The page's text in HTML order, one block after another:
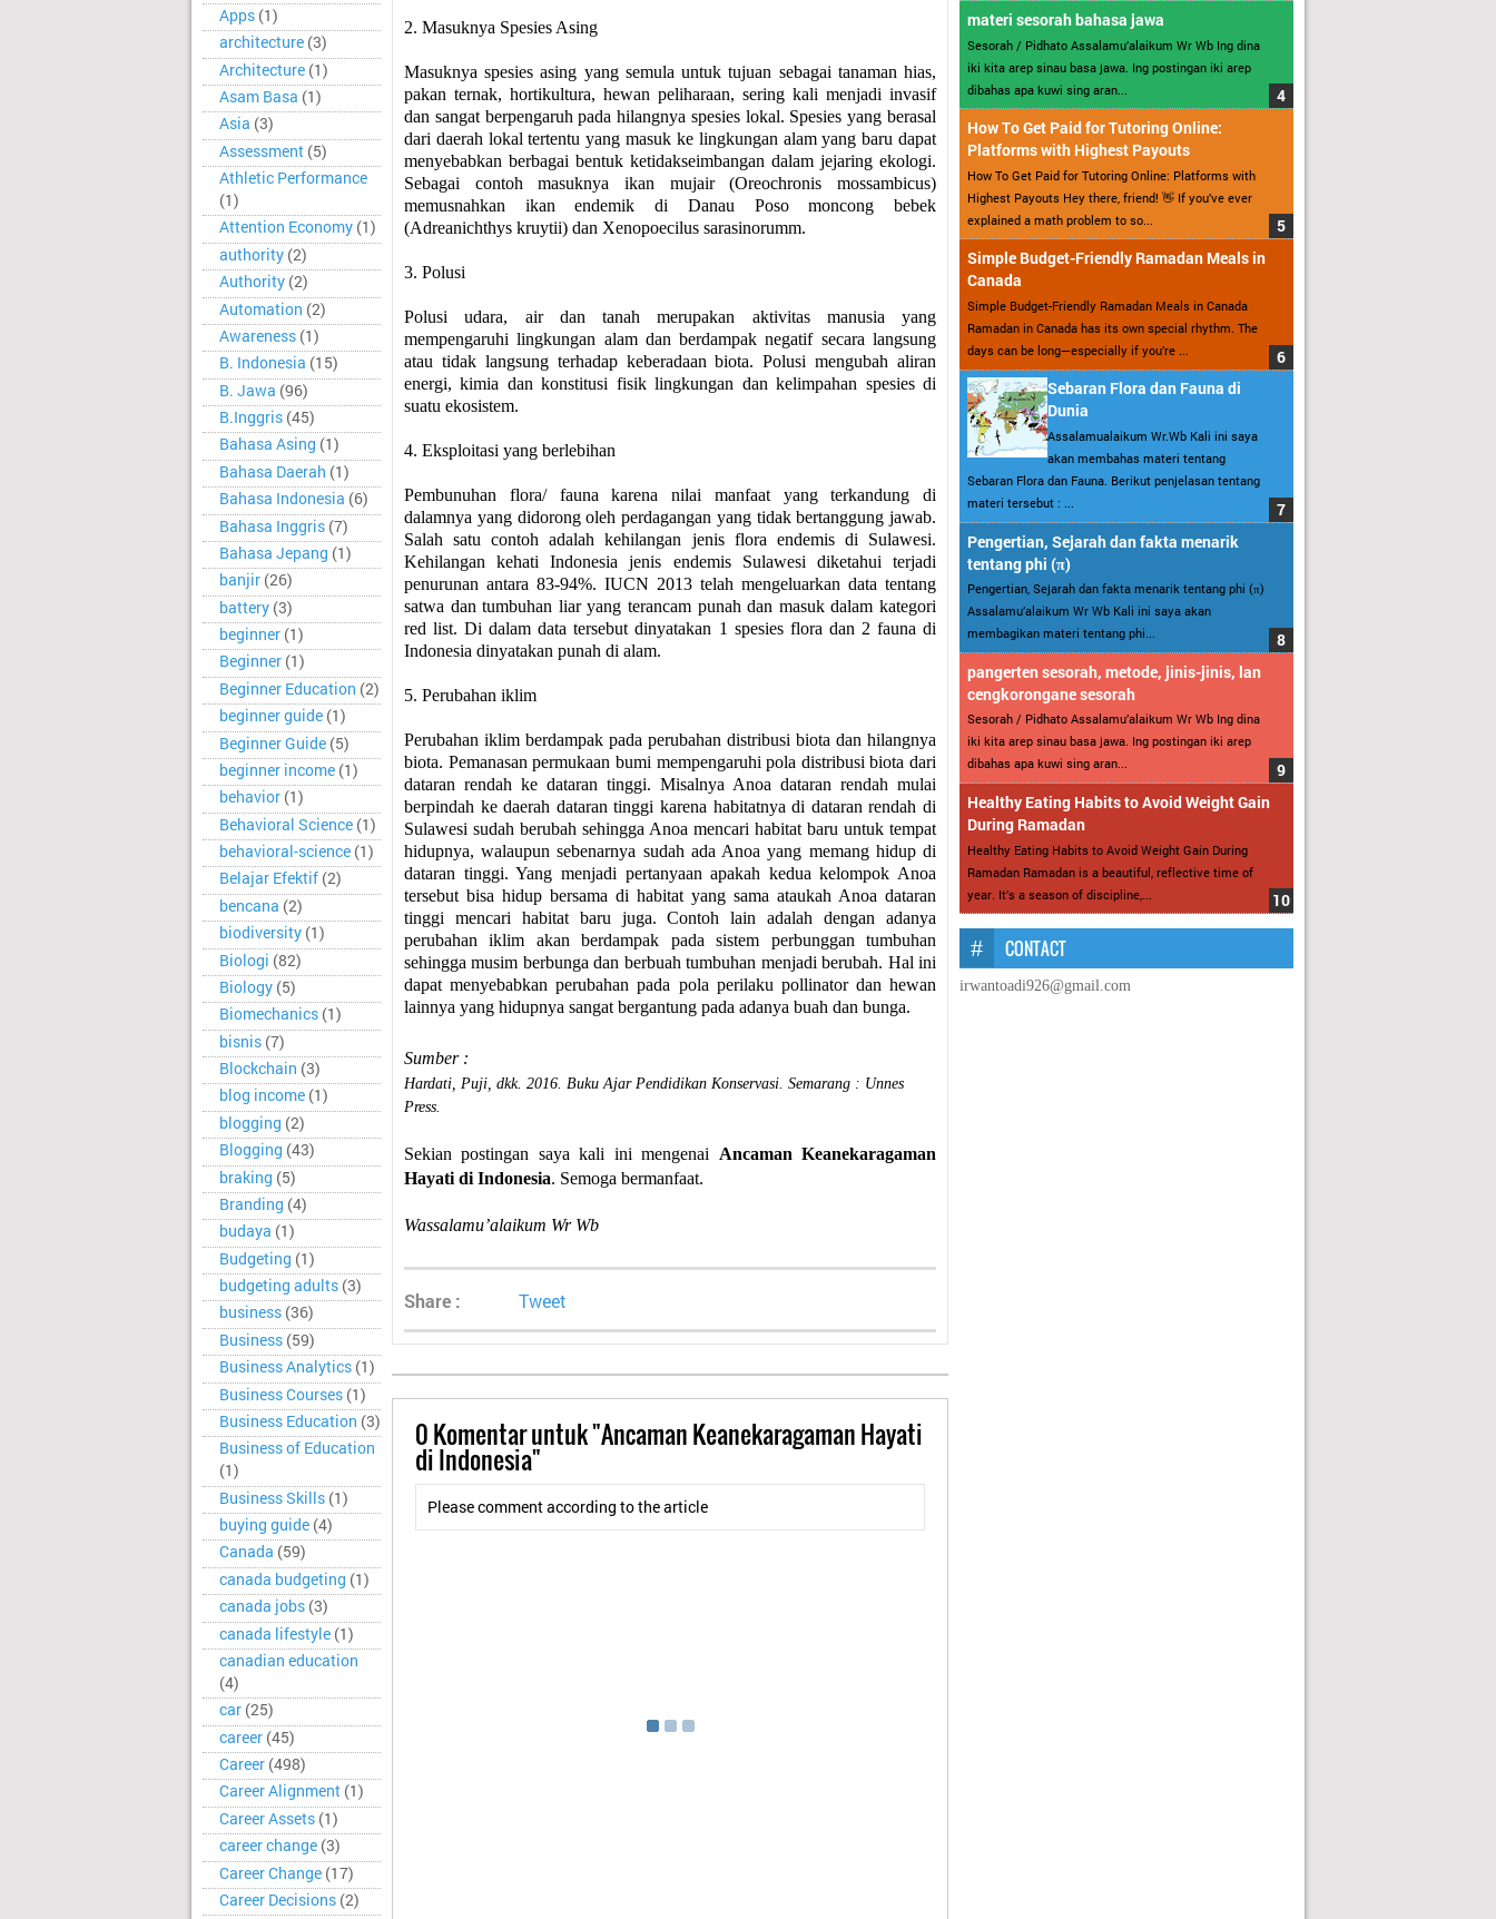
Apps (1)
architecture (3)
Architecture (1)
Asam Basa (1)
Asia (3)
Assessment (5)
Athletic Performance
(1)
Attention Economy (1)
authority (2)
Authority (2)
Automation (2)
Awareness (1)
B. Indonesia (15)
B. Jawa (96)
B.Inggris (45)
Bahasa Asing (1)
Bahasa Daerah (1)
Bahasa Indonesia (6)
Bahasa Inggris (7)
Bahasa Jepang (1)
banjir (26)
battery (3)
beginner (1)
Beginner (1)
Beginner Education (2)
beginner guide (1)
Beginner Guide (5)
beginner income (1)
behavior (1)
Behavioral Science (1)
behavioral-science (1)
Belajar Efektif (2)
bencana (2)
biodiversity (1)
Biologi (82)
Biology (5)
Biomechanics (1)
bisnis (7)
Blockchain (3)
blog income (1)
blogging (2)
Blogging (43)
braking (5)
Branding (4)
budaya (1)
Budgeting (1)
budgeting adults (3)
business (36)
Business (59)
Business Analytics (1)
Business Courses (1)
Business Education (3)
Business of Education
(1)
Business Skills (1)
buying guide (4)
Canada (59)
canada budgeting (1)
canada jobs (3)
canada lifestyle (1)
canadian education
(4)
car (25)
career (45)
Career (498)
Career Alignment (1)
Career Assets (1)
career change (3)
Career Change (17)
Career Decisions (2)
2. Masuknya Spesies Asing
Masuknya spesies asing yang semula untuk tujuan sebagai tanaman hias,
pakan ternak, hortikultura, hewan peliharaan, sering kali menjadi invasif
dan sangat berpengaruh pada hilangnya spesies lokal. Spesies yang berasal
dari daerah lokal tertentu yang masuk ke lingkungan alam yang baru dapat
menyebabkan berbagai bentuk ketidakseimbangan dalam jejaring ekologi.
Sebagai contoh masuknya ikan mujair (Oreochronis mossambicus)
memusnahkan ikan endemik di Danau Poso moncong bebek
(Adreanichthys kruytii) dan Xenopoecilus sarasinorumm.
3. Polusi
Polusi udara, air dan tanah merupakan aktivitas manusia yang
mempengaruhi lingkungan alam dan berdampak negatif secara langsung
atau tidak langsung terhadap keberadaan biota. Polusi mengubah aliran
energi, kimia dan konstitusi fisik lingkungan dan kelimpahan spesies di
suatu ekosistem.
4. Eksploitasi yang berlebihan
Pembunuhan flora/ fauna karena nilai manfaat yang terkandung di
dalamnya yang didorong oleh perdagangan yang tidak bertanggung jawab.
Salah satu contoh adalah kehilangan jenis flora endemis di Sulawesi.
Kehilangan kehati Indonesia jenis endemis Sulawesi diketahui terjadi
penurunan antara 83-94%. IUCN 2013 telah mengeluarkan data tentang
satwa dan tumbuhan liar yang terancam punah dan masuk dalam kategori
red list. Di dalam data tersebut dinyatakan 1 spesies flora dan 2 fauna di
Indonesia dinyatakan punah di alam.
5. Perubahan iklim
Perubahan iklim berdampak pada perubahan distribusi biota dan hilangnya
biota. Pemanasan permukaan bumi mempengaruhi pola distribusi biota dari
dataran rendah ke dataran tinggi. Misalnya Anoa dataran rendah mulai
berpindah ke daerah dataran tinggi karena habitatnya di dataran rendah di
Sulawesi sudah berubah sehingga Anoa mencari habitat baru untuk tempat
hidupnya, walaupun sebenarnya sudah ada Anoa yang memang hidup di
dataran tinggi. Yang menjadi pertanyaan apakah kedua kelompok Anoa
tersebut bisa hidup bersama di habitat yang sama ataukah Anoa dataran
tinggi mencari habitat baru juga. Contoh lain adalah dengan adanya
perubahan iklim akan berdampak pada sistem perbunggan tumbuhan
sehingga musim berbunga dan berbuah tumbuhan menjadi berubah. Hal ini
dapat menyebabkan perubahan pada pola perilaku pollinator dan hewan
lainnya yang hidupnya sangat bergantung pada adanya buah dan bunga.
Sumber :
Hardati, Puji, dkk. 2016. Buku Ajar Pendidikan Konservasi. Semarang : Unnes
Press.
Sekian postingan saya kali ini mengenai Ancaman Keanekaragaman
Hayati di Indonesia. Semoga bermanfaat.
Wassalamu’alaikum Wr Wb
Share : Tweet
0Komentar untuk "Ancaman Keanekaragaman Hayati
di Indonesia"
Please comment according to the article
materi sesorah bahasa jawa
Sesorah / Pidhato Assalamu’alaikum Wr Wb Ing dina
iki kita arep sinau basa jawa. Ing postingan iki arep
dibahas apa kuwi sing aran...
How To Get Paid for Tutoring Online:
Platforms with Highest Payouts
How To Get Paid for Tutoring Online: Platforms with
Highest Payouts Hey there, friend! 👋 If you’ve ever
explained a math problem to so...
Simple Budget-Friendly Ramadan Meals in
Canada
Simple Budget-Friendly Ramadan Meals in Canada
Ramadan in Canada has its own special rhythm. The
days can be long—especially if you’re ...
Sebaran Flora dan Fauna di
Dunia
Assalamualaikum Wr.Wb Kali ini saya
akan membahas materi tentang
Sebaran Flora dan Fauna. Berikut penjelasan tentang
materi tersebut : ...
Pengertian, Sejarah dan fakta menarik
tentang phi (π)
Pengertian, Sejarah dan fakta menarik tentang phi (π)
Assalamu’alaikum Wr Wb Kali ini saya akan
membagikan materi tentang phi...
pangerten sesorah, metode, jinis-jinis, lan
cengkorongane sesorah
Sesorah / Pidhato Assalamu’alaikum Wr Wb Ing dina
iki kita arep sinau basa jawa. Ing postingan iki arep
dibahas apa kuwi sing aran...
Healthy Eating Habits to Avoid Weight Gain
During Ramadan
Healthy Eating Habits to Avoid Weight Gain During
Ramadan Ramadan is a beautiful, reflective time of
year. It’s a season of discipline,...
CONTACT
irwantoadi926@gmail.com